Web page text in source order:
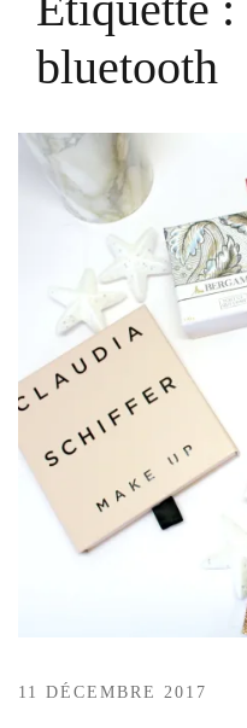
bluetooth
11 DÉCEMBRE 2017